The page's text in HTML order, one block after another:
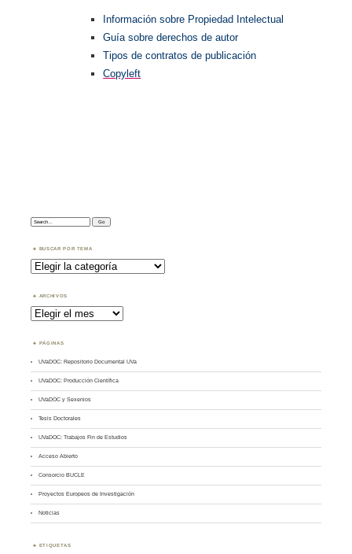
Información sobre Propiedad Intelectual
Guía sobre derechos de autor
Tipos de contratos de publicación
Copyleft
Search:
BUSCAR POR TEMA
Buscar
por
Tema
ARCHIVOS
Archivos
PÁGINAS
UVaDOC: Repositorio Documental UVa
UVaDOC: Producción Científica
UVaDOC y Sexenios
Tesis Doctorales
UVaDOC: Trabajos Fin de Estudios
Acceso Abierto
Consorcio BUCLE
Proyectos Europeos de Investigación
Noticias
ETIQUETAS